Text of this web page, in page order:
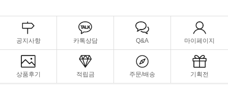
공지사항 카톡상담 Q&A 마이페이지
상품후기 적립금 주문/배송 기획전